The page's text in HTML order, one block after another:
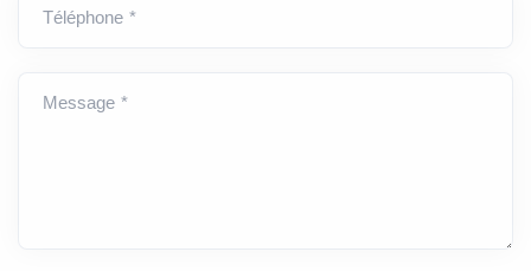
Téléphone *
Message *